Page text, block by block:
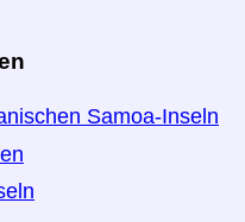
Samoa-Inseln